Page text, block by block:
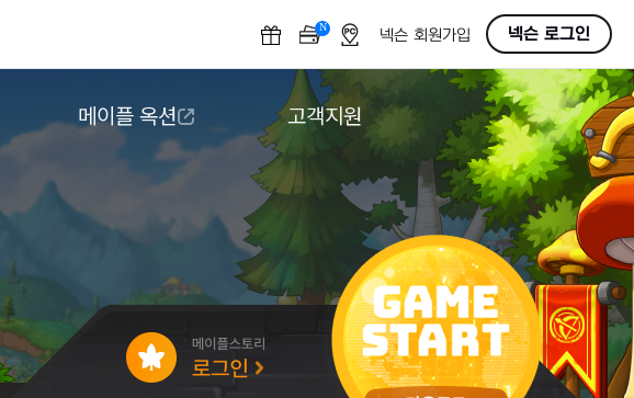
N OFF넥슨 회원가입 넥슨 로그인
메이플 옥션 고객지원
도움말/1:1문의
버그악용/불법프로그램 신고
게임 접근성